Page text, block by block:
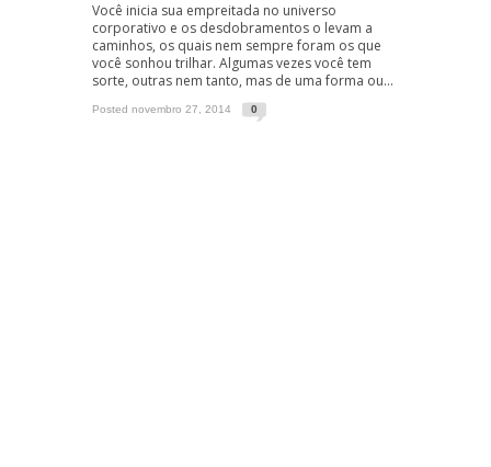
Você inicia sua empreitada no universo
corporativo e os desdobramentos o levam a
caminhos, os quais nem sempre foram os que
você sonhou trilhar. Algumas vezes você tem
sorte, outras nem tanto, mas de uma forma ou...
Posted novembro 27, 2014 0